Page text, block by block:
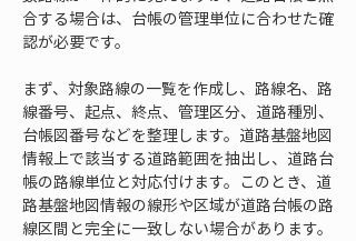
合する場合は、台帳の管理単位に合わせた確
認が必要です。
まず、対象路線の一覧を作成し、路線名、路
線番号、起点、終点、管理区分、道路種別、
台帳図番号などを整理します。道路基盤地図
情報上で該当する道路範囲を抽出し、道路台
帳の路線単位と対応付けます。このとき、道
路基盤地図情報の線形や区域が道路台帳の路
線区間と完全に一致しない場合があります。